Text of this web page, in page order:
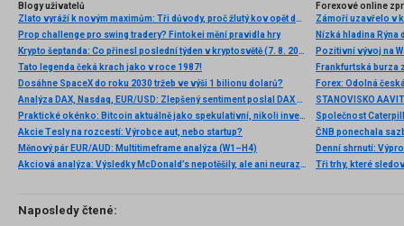
Blogy uživatelů
Zlato vyráží k novým maximům: Tři důvody, proč žlutý kov opět dominuje
Prop challenge pro swing tradery? Fintokei mění pravidla hry
Krypto šeptanda: Co přinesl poslední týden v kryptosvětě (7. 8. 2026)
Tato legenda čeká krach jako v roce 1987!
Dosáhne SpaceX do roku 2030 tržeb ve výši 1 bilionu dolarů?
Analýza DAX, Nasdaq, EUR/USD: Zlepšený sentiment poslal DAX na nová maxima
Praktické okénko: Bitcoin aktuálně jako spekulativní, nikoli investiční aktivum
Akcie Tesly na rozcestí: Výrobce aut, nebo startup?
Měnový pár EUR/AUD: Multitimeframe analýza (W1–H4)
Akciová analýza: Výsledky McDonald’s nepotěšily, ale ani neurazily. Jakou vizi společnost prezentovala?
Forexové online
Nízká hladina
Pozitivní vývoj na
Frankfurtská burza
Denní shrnutí:
Tři trhy, které
Naposledy čtené: